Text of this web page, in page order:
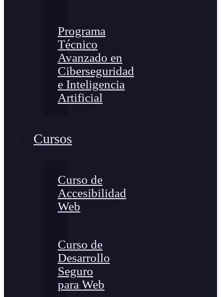
Programa
Técnico
Avanzado en
Ciberseguridad
e Inteligencia
Artificial
Cursos
Curso de
Accesibilidad
Web
Curso de
Desarrollo
Seguro
para Web